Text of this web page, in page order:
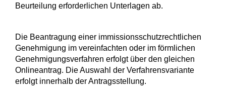
Beurteilung erforderlichen Unterlagen ab.
Die Beantragung einer immissionsschutzrechtlichen
Genehmigung im vereinfachten oder im förmlichen
Genehmigungsverfahren erfolgt über den gleichen
Onlineantrag. Die Auswahl der Verfahrensvariante
erfolgt innerhalb der Antragsstellung.